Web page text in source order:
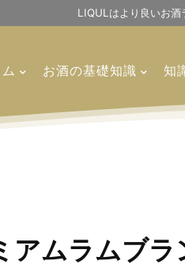
LIQULはより良いお酒
お酒の基礎知識 知
アムラムブラ